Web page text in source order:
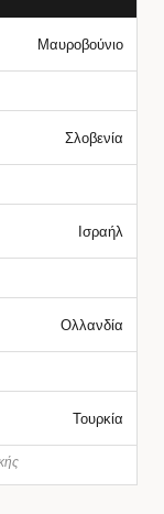
Μαυροβούνιο
Σλοβενία
Ισραήλ
Ολλανδία
Τουρκία